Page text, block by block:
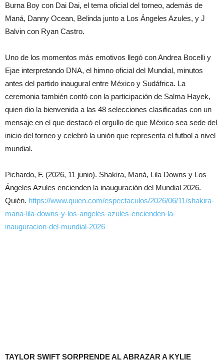
Burna Boy con Dai Dai, el tema oficial del torneo, además de
Maná, Danny Ocean, Belinda junto a Los Ángeles Azules, y J
Balvin con Ryan Castro.
Uno de los momentos más emotivos llegó con Andrea Bocelli y
Ejae interpretando DNA, el himno oficial del Mundial, minutos
antes del partido inaugural entre México y Sudáfrica. La
ceremonia también contó con la participación de Salma Hayek,
quien dio la bienvenida a las 48 selecciones clasificadas con un
mensaje en el que destacó el orgullo de que México sea sede del
inicio del torneo y celebró la unión que representa el futbol a nivel
mundial.
Pichardo, F. (2026, 11 junio). Shakira, Maná, Lila Downs y Los
Ángeles Azules encienden la inauguración del Mundial 2026.
Quién. https://www.quien.com/espectaculos/2026/06/11/shakira-
mana-lila-downs-y-los-angeles-azules-encienden-la-
inauguracion-del-mundial-2026
TAYLOR SWIFT SORPRENDE AL ABRAZAR A KYLIE